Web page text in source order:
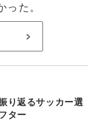
った。
>
り返るサッカー選
ター